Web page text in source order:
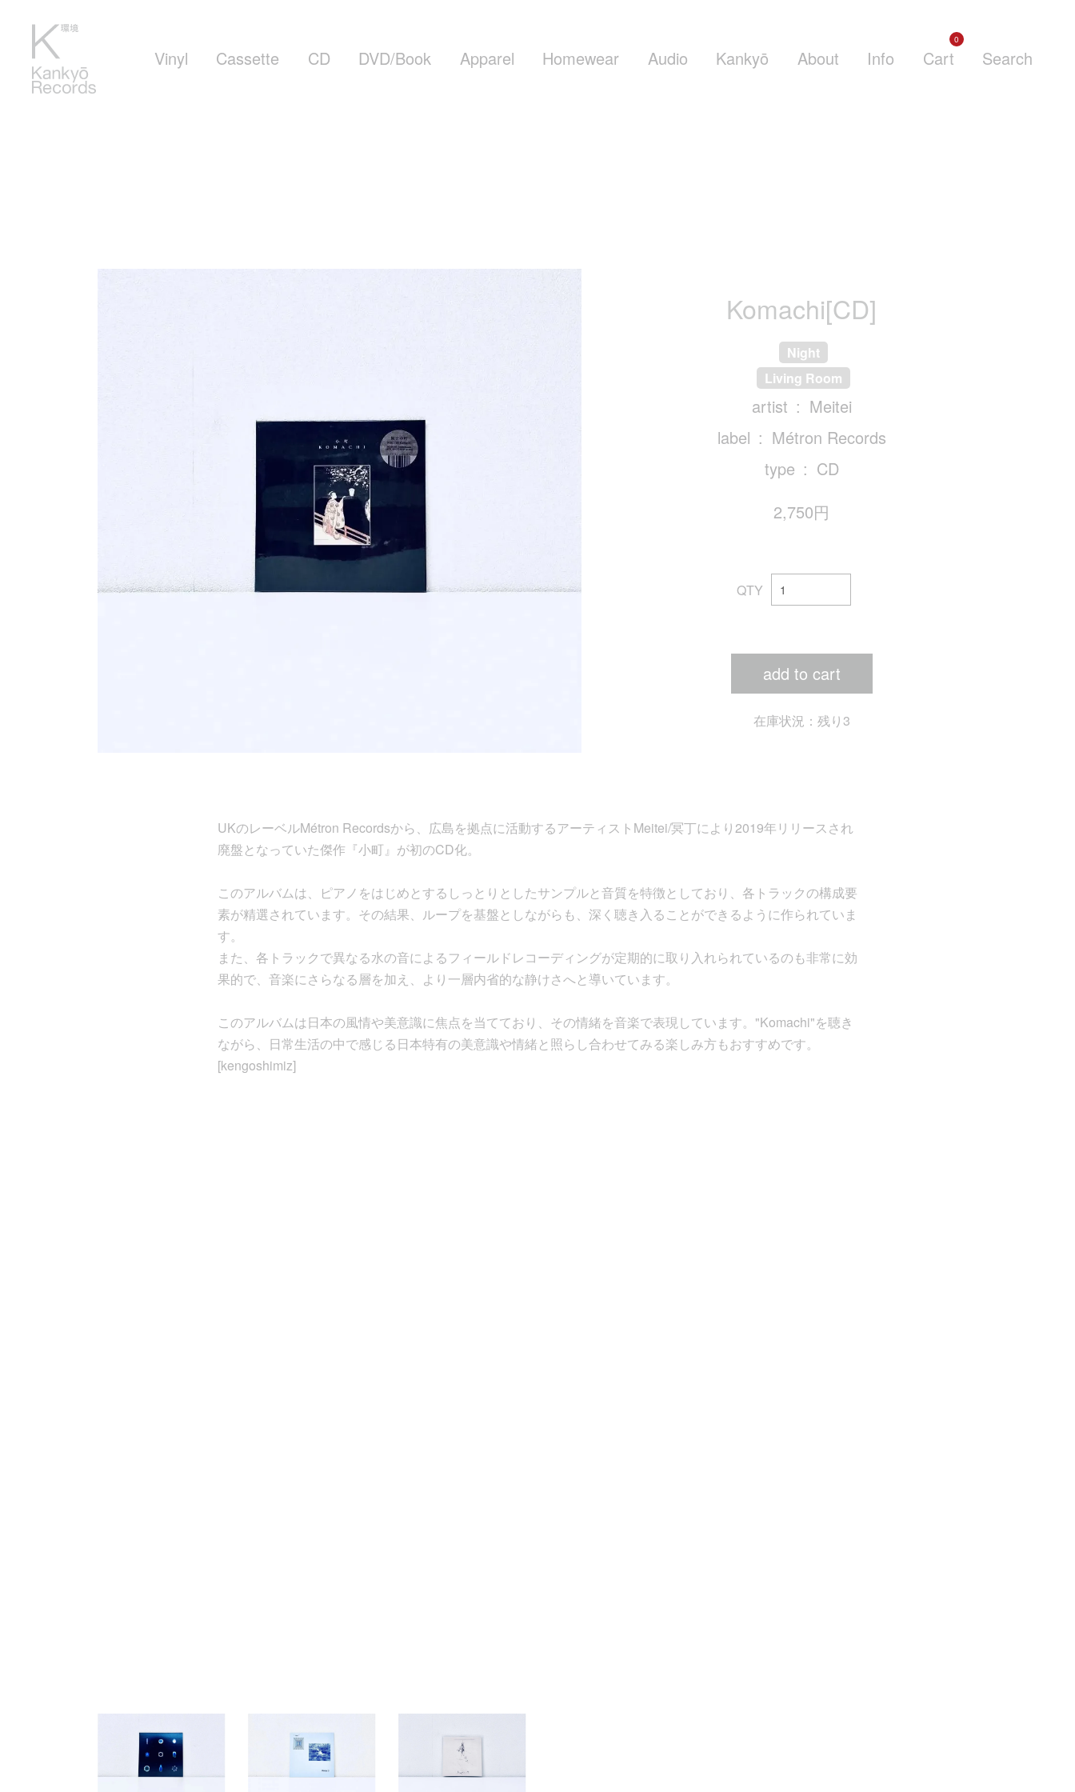
Vinyl Cassette CD DVD/Book Apparel Homewear Audio Kankyō About Info Cart
0
Search
Komachi[CD]
Night
Living Room
artist
Meitei
label
Métron Records
type
CD
2,750円
QTY
add to cart
在庫状況：残り3
UKのレーベルMétron Recordsから、広島を拠点に活動するアーティストMeitei/冥丁により2019年リリースされ
廃盤となっていた傑作『小町』が初のCD化。
このアルバムは、ピアノをはじめとするしっとりとしたサンプルと音質を特徴としており、各トラックの構成要
素が精選されています。その結果、ループを基盤としながらも、深く聴き入ることができるように作られていま
す。
また、各トラックで異なる水の音によるフィールドレコーディングが定期的に取り入れられているのも非常に効
果的で、音楽にさらなる層を加え、より一層内省的な静けさへと導いています。
このアルバムは日本の風情や美意識に焦点を当てており、その情緒を音楽で表現しています。"Komachi"を聴き
ながら、日常生活の中で感じる日本特有の美意識や情緒と照らし合わせてみる楽しみ方もおすすめです。
[kengoshimiz]